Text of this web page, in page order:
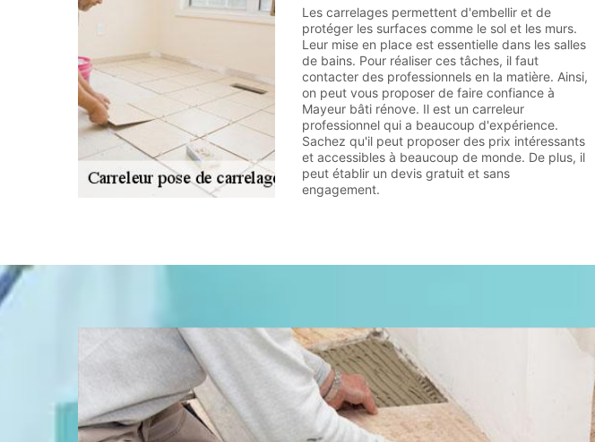
Les carrelages permettent d'embellir et de
protéger les surfaces comme le sol et les murs.
Leur mise en place est essentielle dans les salles
de bains. Pour réaliser ces tâches, il faut
contacter des professionnels en la matière. Ainsi,
on peut vous proposer de faire confiance à
Mayeur bâti rénove. Il est un carreleur
professionnel qui a beaucoup d'expérience.
Sachez qu'il peut proposer des prix intéressants
et accessibles à beaucoup de monde. De plus, il
peut établir un devis gratuit et sans
engagement.